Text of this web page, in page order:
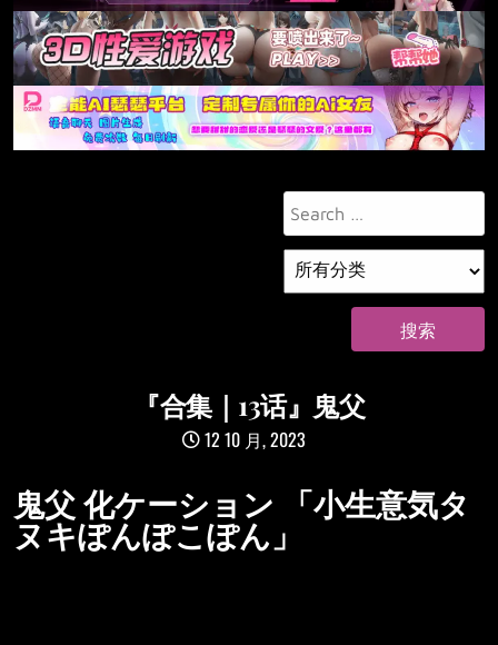
『合集｜13话』鬼父
12 10 月, 2023
鬼父 化ケーション 「小生意気タ
ヌキぽんぽこぽん」